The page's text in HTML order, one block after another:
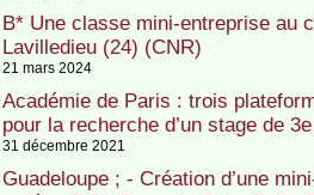
B* Une classe mini-entreprise au
Lavilledieu (24) (CNR)
21 mars 2024
Académie de Paris : trois
pour la recherche d’un stage de 3e
31 décembre 2021
Guadeloupe ; - Création d’une